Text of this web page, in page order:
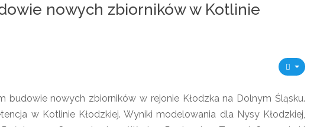
nowych zbiorników w Kotlinie
budowie nowych zbiorników w rejonie Kłodzka na Dolnym Śląsku.
w Kotlinie Kłodzkiej. Wyniki modelowania dla Nysy Kłodzkiej,